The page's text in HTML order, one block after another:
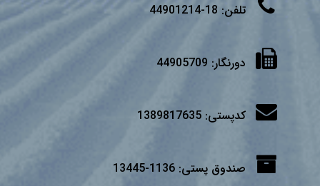
تلفن: 18-44901214
دورنگار: 44905709
کدپستی: 1389817635
صندوق پستی: 1136-13445